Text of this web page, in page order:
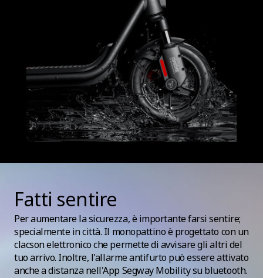
Fatti sentire
Per aumentare la sicurezza, è importante farsi sentire;
specialmente in città. Il monopattino è progettato con un
clacson elettronico che permette di avvisare gli altri del
tuo arrivo. Inoltre, l'allarme antifurto può essere attivato
anche a distanza nell'App Segway Mobility su bluetooth.